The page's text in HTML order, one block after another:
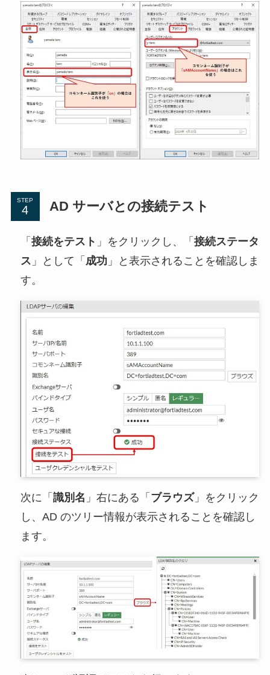
STEP AD サーバとの接続テスト
「 接続をテスト 」をクリックし、「 接続ステータ
ス 」として「 成功 」と表示されることを確認しま
す。
次に「 識別名 」右にある「 ブラウズ」をクリック
し、AD のツリー情報が表示されることを確認し
ます。